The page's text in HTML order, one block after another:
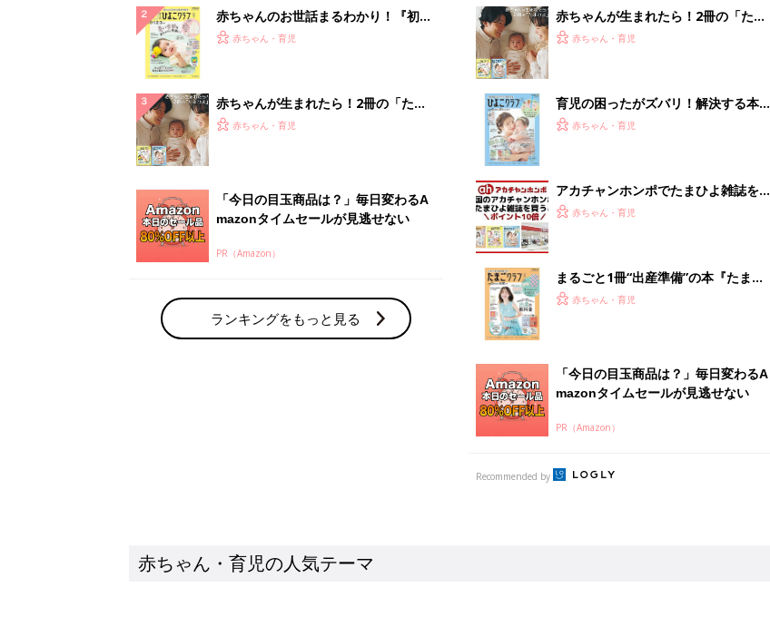
赤ちゃんのお世話まるわかり！『初め
てのひよこクラブ 夏号』〈巻頭大特
赤ちゃん・育児
赤ちゃんが生まれたら！2冊の「たま
ひよ」
赤ちゃん・育児
「今日の目玉商品は？」毎日変わるA
mazonタイムセールが見逃せない
PR（Amazon）
ランキングをもっと見る
赤ちゃんが生まれたら！2冊の「たま
ひよ」
赤ちゃん・育児
育児の困ったがズバリ！解決する本
『ひよこクラブ 秋号』 4カ月～2才
赤ちゃん・育児
アカチャンホンポでたまひよ雑誌を買
うとポイント10倍【期間限定】
赤ちゃん・育児
まるごと1冊“出産準備”の本『たまご
クラブ 夏号』〈スペシャル大特集〉
赤ちゃん・育児
「今日の目玉商品は？」毎日変わるA
mazonタイムセールが見逃せない
PR（Amazon）
Recommended by
赤ちゃん・育児の人気テーマ